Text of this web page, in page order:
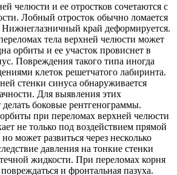
челюсти и ее отростков сочетаются с
Лобный отросток обычно ломается
Нижнеглазничный край деформируется.
тела верхней челюсти может
орбиты и ее участок провиснет в
Повреждения такого типа иногда
клеток решетчатого лабиринта.
стенки синуса обнаруживается
Для выявления этих
боковые рентгенограммы.
при переломах верхней челюсти
не только под воздействием прямой
может развиться через несколько
давления на тонкие стенки
жидкости. При переломах корня
и фронтальная пазуха.